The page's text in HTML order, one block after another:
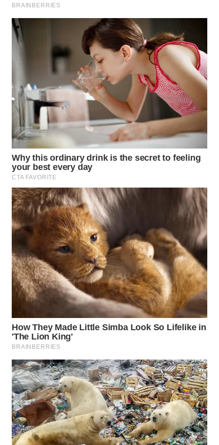
LESUNG
KARO
SIMALUNGUN
WN
LABUHANBATU
WN
TAPANULI
TENGAH
WN DELI
SERDANG
TEBING
WN
PAKPAK
WN
WN
BEKASI
WN
BOGOR
WN
DEPOK